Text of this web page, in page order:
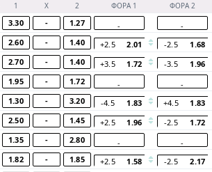
1 Х 2 ФОРА 1 ФОРА 2
3.30 - 1.27 - -
2.60 - 1.40 +2.5 2.01 -2.5 1.68
2.70 - 1.40 +3.5 1.72 -3.5 1.96
1.95 - 1.72 - -
1.30 - 3.20 -4.5 1.83 +4.5 1.83
2.50 - 1.45 +2.5 1.96 -2.5 1.72
1.35 - 2.80 - -
1.82 - 1.85 +2.5 1.58 -2.5 2.17